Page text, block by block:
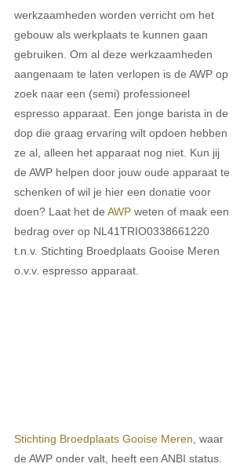
werkzaamheden worden verricht om het
gebouw als werkplaats te kunnen gaan
gebruiken. Om al deze werkzaamheden
aangenaam te laten verlopen is de AWP op
zoek naar een (semi) professioneel
espresso apparaat. Een jonge barista in de
dop die graag ervaring wilt opdoen hebben
ze al, alleen het apparaat nog niet. Kun jij
de AWP helpen door jouw oude apparaat te
schenken of wil je hier een donatie voor
doen? Laat het de AWP weten of maak een
bedrag over op NL41TRIO0338661220
t.n.v. Stichting Broedplaats Gooise Meren
o.v.v. espresso apparaat.
Stichting Broedplaats Gooise Meren, waar
de AWP onder valt, heeft een ANBI status.